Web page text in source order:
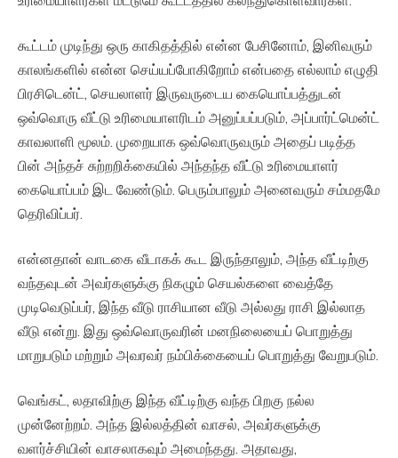
கூட்டம் முடிந்து ஒரு காகிதத்தில் என்ன பேசினோம், இனிவரும்
காலங்களில் என்ன செய்யப்போகிறோம் என்பதை எல்லாம் எழுதி
பிரசிடென்ட், செயலாளர் இருவருடைய கையொப்பத்துடன்
ஒவ்வொரு வீட்டு உரிமையாளரிடம் அனுப்பப்படும், அப்பார்ட்மென்ட்
காவலாளி மூலம். முறையாக ஒவ்வொருவரும் அதைப் படித்த
பின் அந்தச் சுற்றறிக்கையில் அந்தந்த வீட்டு உரிமையாளர்
கையொப்பம் இட வேண்டும். பெரும்பாலும் அனைவரும் சம்மதமே
தெரிவிப்பர்.
என்னதான் வாடகை வீடாகக் கூட இருந்தாலும், அந்த வீட்டிற்கு
வந்தவுடன் அவர்களுக்கு நிகழும் செயல்களை வைத்தே
முடிவெடுப்பர், இந்த வீடு ராசியான வீடு அல்லது ராசி இல்லாத
வீடு என்று. இது ஒவ்வொருவரின் மனநிலையைப் பொறுத்து
மாறுபடும் மற்றும் அவரவர் நம்பிக்கையைப் பொறுத்து வேறுபடும்.
வெங்கட், லதாவிற்கு இந்த வீட்டிற்கு வந்த பிறகு நல்ல
முன்னேற்றம். அந்த இல்லத்தின் வாசல், அவர்களுக்கு
வளர்ச்சியின் வாசலாகவும் அமைந்தது. அதாவது,